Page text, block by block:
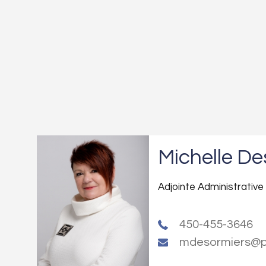
Michelle
Adjointe Administrative
450-455-3646